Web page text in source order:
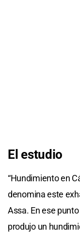
El estudio
“Hundimiento en
denomina este
Assa. En ese
produjo un